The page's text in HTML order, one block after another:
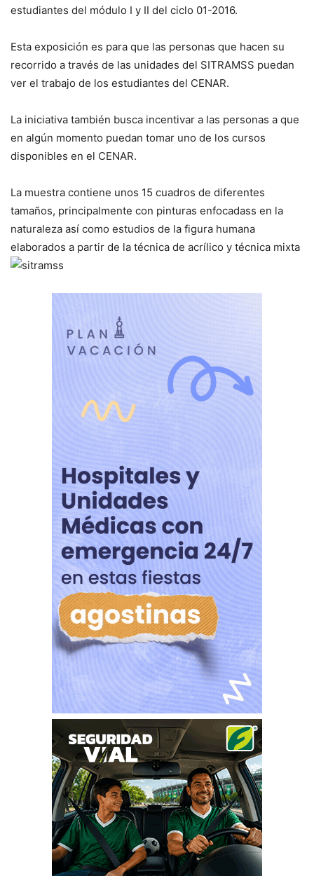
estudiantes del módulo I y II del ciclo 01-2016.
Esta exposición es para que las personas que hacen su
recorrido a través de las unidades del SITRAMSS puedan
ver el trabajo de los estudiantes del CENAR.
La iniciativa también busca incentivar a las personas a que
en algún momento puedan tomar uno de los cursos
disponibles en el CENAR.
La muestra contiene unos 15 cuadros de diferentes
tamaños, principalmente con pinturas enfocadass en la
naturaleza así como estudios de la figura humana
elaborados a partir de la técnica de acrílico y técnica mixta